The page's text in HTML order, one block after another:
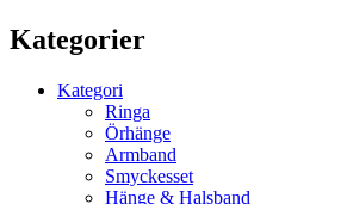
Kategorier
Kategori
Ringa
Örhänge
Armband
Smyckesset
Hänge & Halsband